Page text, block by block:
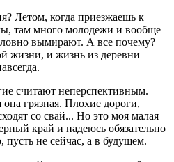
Летом, когда приезжаешь к
там много молодежи и вообще
вымирают. А все почему?
жизни, и жизнь из деревни
считают неперспективным.
грязная. Плохие дороги,
со свай... Но это моя малая
край и надеюсь обязательно
пусть не сейчас, а в будущем.